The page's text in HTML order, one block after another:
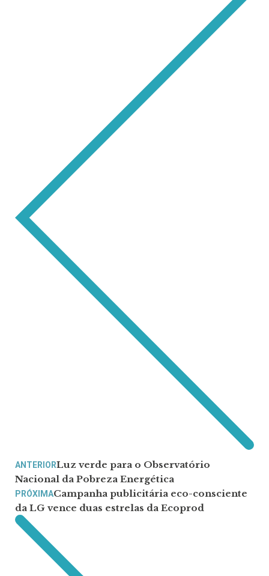
ANTERIORLuz verde para o Observatório
Nacional da Pobreza Energética
PRÓXIMACampanha publicitária eco-consciente
da LG vence duas estrelas da Ecoprod